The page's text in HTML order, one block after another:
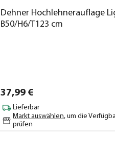
Dehner Hochlehnerauflage
B50/H6/T123 cm
37,99 €
Lieferbar
Markt auswählen, um die
prüfen